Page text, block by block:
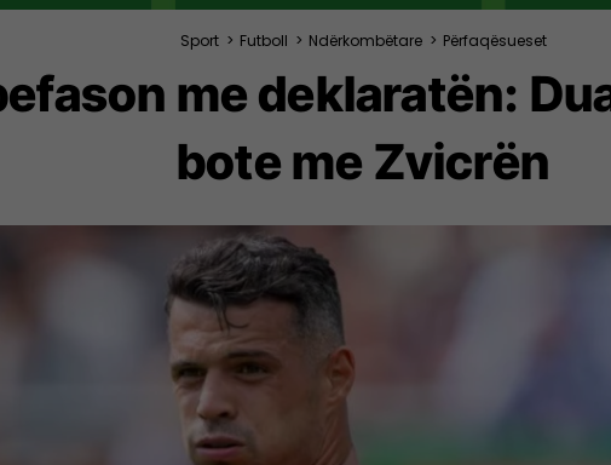
Sport > Futboll > Ndërkombëtare > Përfaqësueset
me deklaratën:
bote me Zvicrën